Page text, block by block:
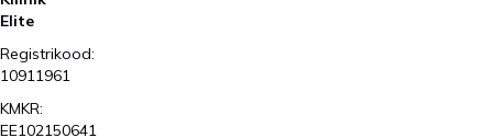
Elite
Registrikood:
10911961
KMKR:
EE102150641